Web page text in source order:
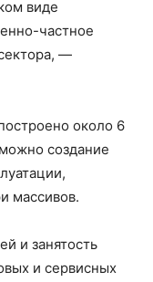
виде
частное
—
около 6
создание
массивов.
и занятость
и сервисных